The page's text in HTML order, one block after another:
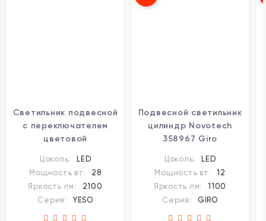
Светильник подвесной
с переключателем
цветовой
провода 2м LED 28W
3000/4000/6000K
Novotech YESO
359404
Цоколь:
LED
Мощность вт:
28
Яркость лм:
2100
Серия:
YESO
Подвесной светильник
цилиндр Novotech
358967 Giro
12W вниз + 3W вверхW
Цоколь:
LED
Мощность вт:
12
Яркость лм:
1100
Серия:
GIRO